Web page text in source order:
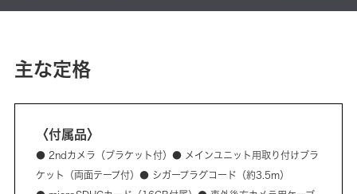
主な定格
〈付属品〉
● 2ndカメラ（ブラケット付）● メインユニット用取り付けブラ
ケット（両面テープ付）● シガープラグコード（約3.5m）